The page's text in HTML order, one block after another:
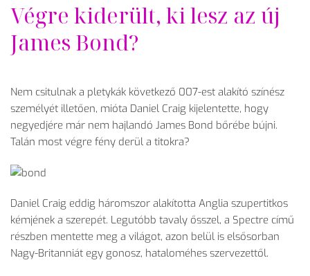
Végre kiderült, ki lesz az új
James Bond?
Nem csitulnak a pletykák következő 007-est alakító színész
személyét illetően, mióta Daniel Craig kijelentette, hogy
negyedjére már nem hajlandó James Bond bőrébe bújni.
Talán most végre fény derül a titokra?
Daniel Craig eddig háromszor alakította Anglia szupertitkos
kémjének a szerepét. Legutóbb tavaly ősszel, a Spectre című
részben mentette meg a világot, azon belül is elsősorban
Nagy-Britanniát egy gonosz, hataloméhes szervezettől.